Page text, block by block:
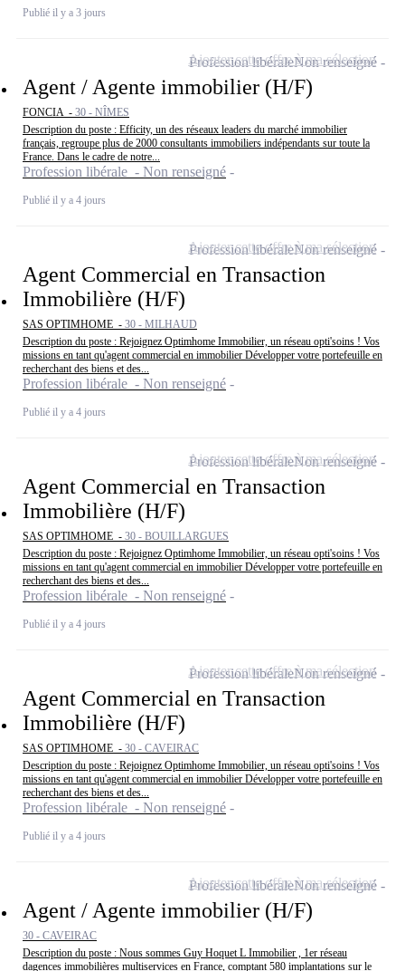
Publié il y a 3 jours
Agent / Agente immobilier (H/F)
FONCIA - 30 - NÎMES
Description du poste : Efficity, un des réseaux leaders du marché immobilier
français, regroupe plus de 2000 consultants immobiliers indépendants sur toute la
France. Dans le cadre de notre...
Profession libérale - Non renseigné
Publié il y a 4 jours
Profession libéraleNon renseigné
Ajouter cette offre à ma sélection
Agent Commercial en Transaction
Immobilière (H/F)
SAS OPTIMHOME - 30 - MILHAUD
Description du poste : Rejoignez Optimhome Immobilier, un réseau opti'soins ! Vos
missions en tant qu'agent commercial en immobilier Développer votre portefeuille en
recherchant des biens et des...
Profession libérale - Non renseigné
Publié il y a 4 jours
Profession libéraleNon renseigné
Ajouter cette offre à ma sélection
Agent Commercial en Transaction
Immobilière (H/F)
SAS OPTIMHOME - 30 - BOUILLARGUES
Description du poste : Rejoignez Optimhome Immobilier, un réseau opti'soins ! Vos
missions en tant qu'agent commercial en immobilier Développer votre portefeuille en
recherchant des biens et des...
Profession libérale - Non renseigné
Publié il y a 4 jours
Profession libéraleNon renseigné
Ajouter cette offre à ma sélection
Agent Commercial en Transaction
Immobilière (H/F)
SAS OPTIMHOME - 30 - CAVEIRAC
Description du poste : Rejoignez Optimhome Immobilier, un réseau opti'soins ! Vos
missions en tant qu'agent commercial en immobilier Développer votre portefeuille en
recherchant des biens et des...
Profession libérale - Non renseigné
Publié il y a 4 jours
Profession libéraleNon renseigné
Ajouter cette offre à ma sélection
Agent / Agente immobilier (H/F)
30 - CAVEIRAC
Description du poste : Nous sommes Guy Hoquet L Immobilier , 1er réseau
dagences immobilières multiservices en France, comptant 580 implantations sur le
Profession libéraleNon renseigné
Ajouter cette offre à ma sélection